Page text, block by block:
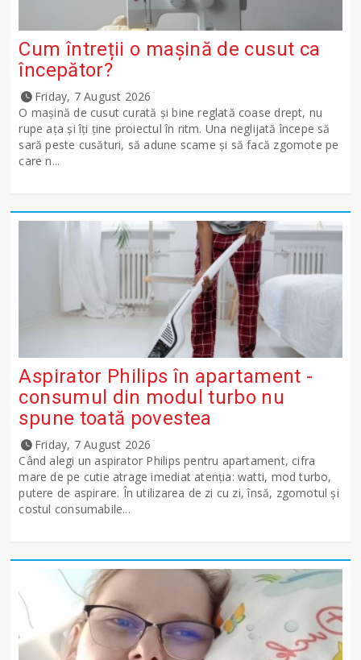
Cum întreții o mașină de cusut ca
începător?
Friday, 7 August 2026
O mașină de cusut curată și bine reglată coase drept, nu
rupe ața și îți ține proiectul în ritm. Una neglijată începe să
sară peste cusături, să adune scame și să facă zgomote pe
care n...
Aspirator Philips în apartament -
consumul din modul turbo nu
spune toată povestea
Friday, 7 August 2026
Când alegi un aspirator Philips pentru apartament, cifra
mare de pe cutie atrage imediat atenția: watti, mod turbo,
putere de aspirare. În utilizarea de zi cu zi, însă, zgomotul și
costul consumabile...